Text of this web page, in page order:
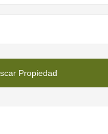
Propiedad